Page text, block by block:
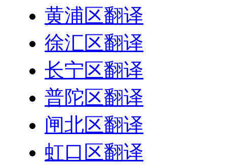
黄浦区翻译
徐汇区翻译
长宁区翻译
普陀区翻译
闸北区翻译
虹口区翻译